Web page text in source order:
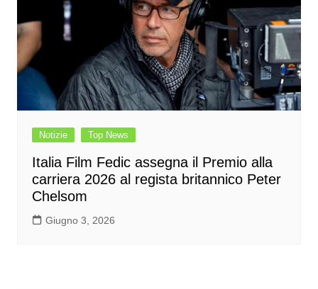
Notizie Top News
Italia Film Fedic assegna il Premio alla
carriera 2026 al regista britannico Peter
Chelsom
Giugno 3, 2026